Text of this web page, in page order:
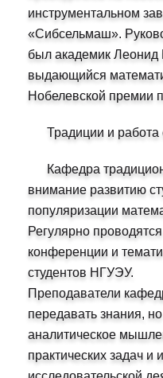
инструментальном
«Сибсельмаш».
был академик
выдающийся
Нобелевской премии
Традиции и работа
Кафедра
внимание развитию
популяризации
Регулярно
конференции и
студентов НГУЭУ.
Преподаватели
передавать знания,
аналитическое
практических задач и